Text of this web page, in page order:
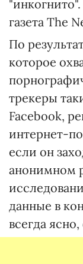
газета The
По
которое
трекеры
Facebook,
интернет-
если он
анонимном
данные в
всегда